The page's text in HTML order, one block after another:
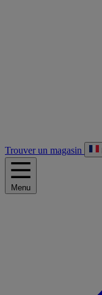
Trouver un magasin
Menu